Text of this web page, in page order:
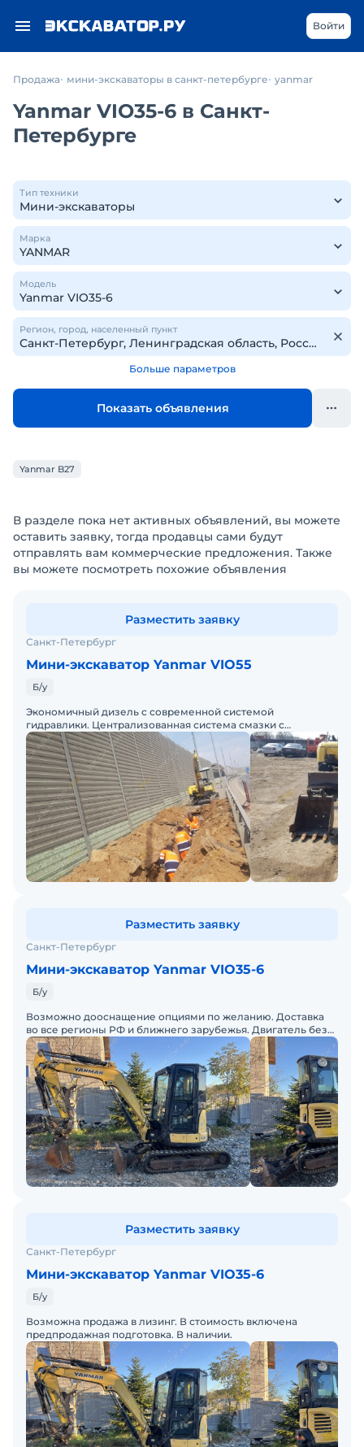
Войти
Продажа мини-экскаваторы в санкт-петербурге yanmar
Yanmar VIO35-6 в Санкт-
Петербурге
Тип техники
Марка
Модель
Регион, город, населенный пункт
Больше параметров
Показать объявления
Yanmar B27
В разделе пока нет активных объявлений, вы можете
оставить заявку, тогда продавцы сами будут
отправлять вам коммерческие предложения. Также
вы можете посмотреть похожие объявления
Санкт-Петербург
Мини-экскаватор Yanmar VIO55
Б/у
Экономичный дизель с современной системой
гидравлики. Централизованная система смазки с
компьютерным управлением. Доставка во все регионы РФ
и ближнего зарубежь
Разместить заявку
Санкт-Петербург
Мини-экскаватор Yanmar VIO35-6
Б/у
Возможно дооснащение опциями по желанию. Доставка
во все регионы РФ и ближнего зарубежья. Двигатель без
нареканий.
Разместить заявку
Санкт-Петербург
Мини-экскаватор Yanmar VIO35-6
Б/у
Возможна продажа в лизинг. В стоимость включена
предпродажная подготовка. В наличии.
Разместить заявку